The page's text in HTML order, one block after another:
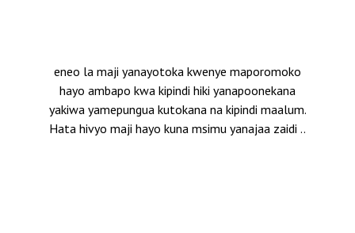
eneo la maji yanayotoka kwenye maporomoko
hayo ambapo kwa kipindi hiki yanapoonekana
yakiwa yamepungua kutokana na kipindi maalum.
Hata hivyo maji hayo kuna msimu yanajaa zaidi ..